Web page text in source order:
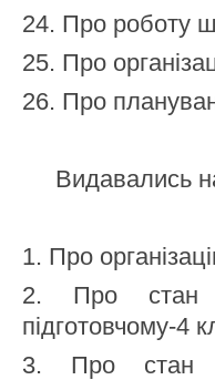
24. Про роботу
25. Про
26. Про
Видавались
1. Про
2. Про стан
підготовчому-4
3. Про стан